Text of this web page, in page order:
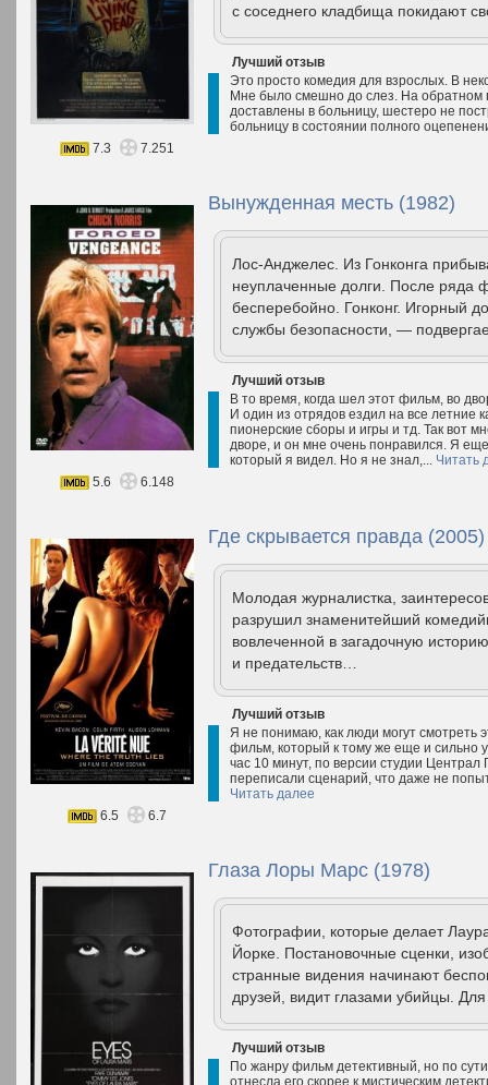
с соседнего кладбища покидают
Лучший отзыв
Это просто комедия для взрослых. В
Мне было смешно до слез. На обратном
доставлены в больницу, шестеро не
больницу в состоянии полного
7.3
7.251
Вынужденная месть (1982)
Лос-Анджелес. Из Гонконга
неуплаченные долги. После ряда
бесперебойно. Гонконг. Игорный
службы безопасности, —
Лучший отзыв
В то время, когда шел этот фильм, во
И один из отрядов ездил на все летние
пионерские сборы и игры и тд. Так вот
дворе, и он мне очень понравился. Я
который я видел. Но я не знал,... Читать
5.6
6.148
Где скрывается правда (2005)
Молодая журналистка,
разрушил знаменитейший
вовлеченной в загадочную
и предательств…
Лучший отзыв
Я не понимаю, как люди могут смотреть
фильм, который к тому же еще и
час 10 минут, по версии студии
переписали сценарий, что даже не
Читать далее
6.5
6.7
Глаза Лоры Марс (1978)
Фотографии, которые делает
Йорке. Постановочные сценки,
странные видения начинают
друзей, видит глазами убийцы.
Лучший отзыв
По жанру фильм детективный, но по
отнесла его скорее к мистическим